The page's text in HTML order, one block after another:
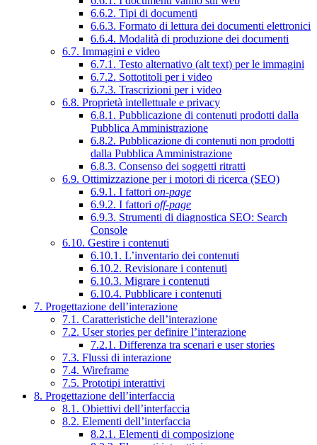
6.6.2. Tipi di documenti
6.6.3. Formato di lettura dei documenti elettronici
6.6.4. Modalità di produzione dei documenti
6.7. Immagini e video
6.7.1. Testo alternativo (alt text) per le immagini
6.7.2. Sottotitoli per i video
6.7.3. Trascrizioni per i video
6.8. Proprietà intellettuale e privacy
6.8.1. Pubblicazione di contenuti prodotti dalla
Pubblica Amministrazione
6.8.2. Pubblicazione di contenuti non prodotti
dalla Pubblica Amministrazione
6.8.3. Consenso dei soggetti ritratti
6.9. Ottimizzazione per i motori di ricerca (SEO)
6.9.1. I fattori on-page
6.9.2. I fattori off-page
6.9.3. Strumenti di diagnostica SEO: Search
Console
6.10. Gestire i contenuti
6.10.1. L’inventario dei contenuti
6.10.2. Revisionare i contenuti
6.10.3. Migrare i contenuti
6.10.4. Pubblicare i contenuti
7. Progettazione dell’interazione
7.1. Caratteristiche dell’interazione
7.2. User stories per definire l’interazione
7.2.1. Differenza tra scenari e user stories
7.3. Flussi di interazione
7.4. Wireframe
7.5. Prototipi interattivi
8. Progettazione dell’interfaccia
8.1. Obiettivi dell’interfaccia
8.2. Elementi dell’interfaccia
8.2.1. Elementi di composizione